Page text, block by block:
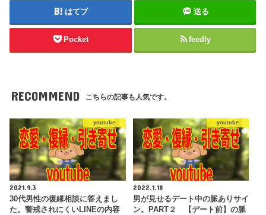
はてブ 送る
Pocket feedly
RECOMMEND こちらの記事も人気です。
youtube
2021.9.3
30代男性の復縁相談に答えまし
た。警戒されにくいLINEの内容
youtube
2022.1.18
男が見せるデート中の脈ありサイ
ン。PART２ 【デート前】の脈